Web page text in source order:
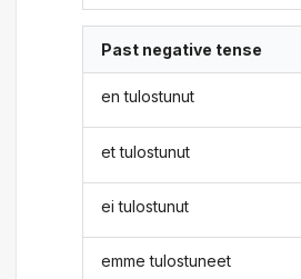
Past negative tense
en tulostunut
et tulostunut
ei tulostunut
emme tulostuneet